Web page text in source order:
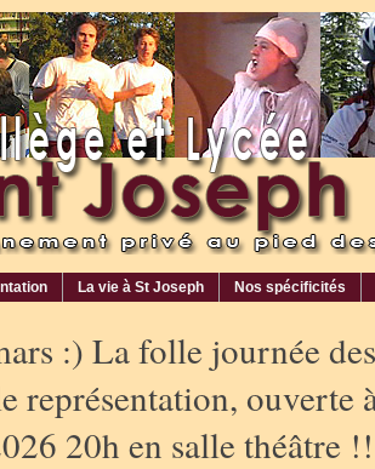
La vie à St Joseph Nos spécificités
:) La folle journée
représentation, ouverte
20h en salle théâtre !!